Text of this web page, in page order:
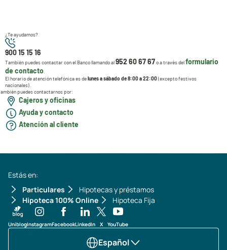
¿Te ayudamos?
900 15 15 16
También puedes contactar con el Banco llamando al952 60 67 67o a través delformulario
de contacto
El horario de atención telefónica es delunes a sábado de 8:00 a 22:00(excepto festivos
nacionales).
puedes contactarnos por:
Cajeros y oficinas
Ayuda y contacto
Atención al cliente
Estás en:
Particulares
Hipotecas y préstamos
Hipoteca 100% Online
Hipoteca Fija
UniblogInstagramFacebookLinkedIn X YouTube
Español